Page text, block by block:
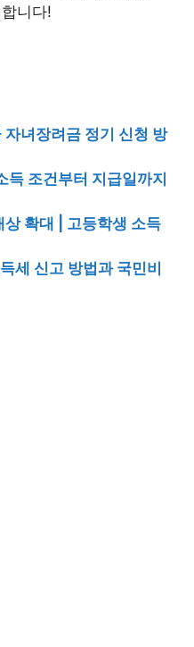
니다!
녀장려금 정기 신청 방
조건부터 지급일까지
확대 | 고등학생 소득
세 신고 방법과 국민비